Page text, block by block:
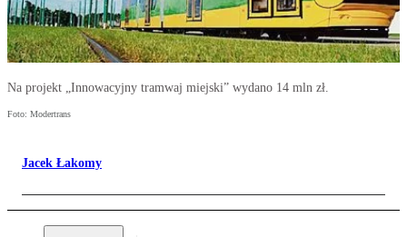
Na projekt „Innowacyjny tramwaj miejski” wydano 14 mln zł.
Foto: Modertrans
Jacek Łakomy